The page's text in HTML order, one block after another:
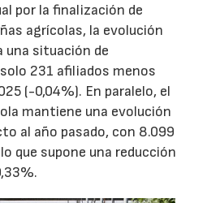
por la finalización de
agrícolas, la evolución
una situación de
231 afiliados menos
(-0,04%). En paralelo, el
mantiene una evolución
al año pasado, con 8.099
que supone una reducción